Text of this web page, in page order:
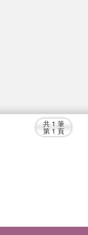
共 1 筆
第 1 頁